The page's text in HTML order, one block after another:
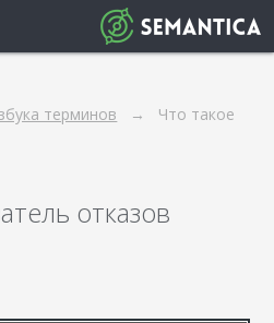
терминов
Что такое
отказов